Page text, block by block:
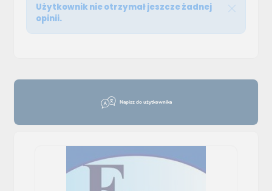
Napisz do użytkownika
Użytkownik nie otrzymał jeszcze żadnej
opinii.